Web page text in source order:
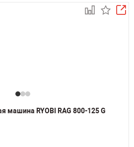
машина RYOBI RAG 800-125 G